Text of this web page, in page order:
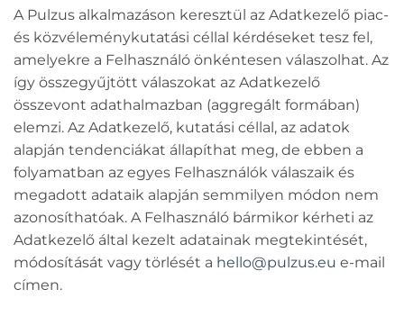
A Pulzus alkalmazáson keresztül az Adatkezelő piac-
és közvéleménykutatási céllal kérdéseket tesz fel,
amelyekre a Felhasználó önkéntesen válaszolhat. Az
így összegyűjtött válaszokat az Adatkezelő
összevont adathalmazban (aggregált formában)
elemzi. Az Adatkezelő, kutatási céllal, az adatok
alapján tendenciákat állapíthat meg, de ebben a
folyamatban az egyes Felhasználók válaszaik és
megadott adataik alapján semmilyen módon nem
azonosíthatóak. A Felhasználó bármikor kérheti az
Adatkezelő által kezelt adatainak megtekintését,
módosítását vagy törlését a hello@pulzus.eu e-mail
címen.